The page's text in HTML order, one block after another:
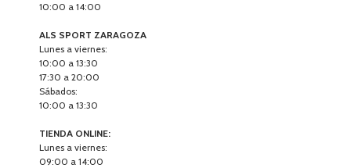
10:00 a 14:00
ALS SPORT ZARAGOZA
Lunes a viernes:
10:00 a 13:30
17:30 a 20:00
Sábados:
10:00 a 13:30
TIENDA ONLINE:
Lunes a viernes:
09:00 a 14:00